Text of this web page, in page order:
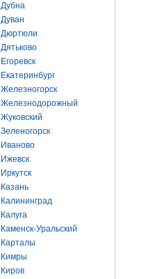
Дубна
Дуван
Дюртюли
Дятьково
Егоревск
Екатеринбург
Железногорск
Железнодорожный
Жуковский
Зеленогорск
Иваново
Ижевск
Иркутск
Казань
Калининград
Калуга
Каменск-Уральский
Карталы
Кимры
Киров